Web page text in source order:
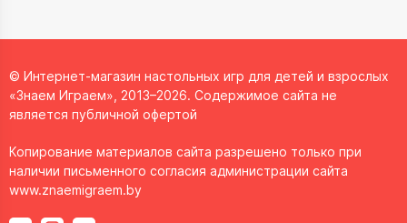
© Интернет-магазин настольных игр для детей и взрослых
«Знаем Играем», 2013–2026. Содержимое сайта не
является публичной офертой
Копирование материалов сайта разрешено только при
наличии письменного согласия администрации сайта
www.znaemigraem.by